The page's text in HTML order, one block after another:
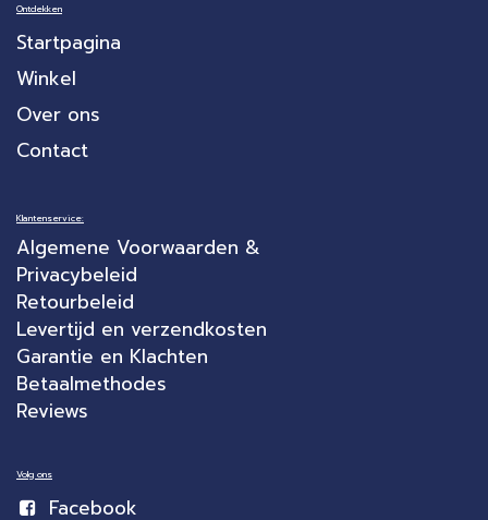
Ontdekken
Startpagina
Winkel
Over ons
Contact
Klantenservice:
Algemene Voorwaarden &
Privacybeleid
Retourbeleid
Levertijd en verzendkosten
Garantie en Klachten
Betaalmethodes
Reviews
Volg ons
Facebook